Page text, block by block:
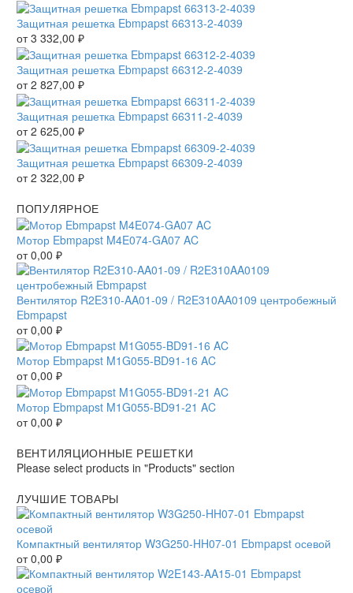
Защитная решетка Ebmpapst 66313-2-4039
от3 332,00 ₽
Защитная решетка Ebmpapst 66312-2-4039
от2 827,00 ₽
Защитная решетка Ebmpapst 66311-2-4039
от2 625,00 ₽
Защитная решетка Ebmpapst 66309-2-4039
от2 322,00 ₽
ПОПУЛЯРНОЕ
Мотор Ebmpapst M4E074-GA07 AC
от0,00 ₽
Вентилятор R2E310-AA01-09 / R2E310AA0109 центробежный
Ebmpapst
от0,00 ₽
Мотор Ebmpapst M1G055-BD91-16 AC
от0,00 ₽
Мотор Ebmpapst M1G055-BD91-21 AC
от0,00 ₽
ВЕНТИЛЯЦИОННЫЕ РЕШЕТКИ
Please select products in "Products" section
ЛУЧШИЕ ТОВАРЫ
Компактный вентилятор W3G250-HH07-01 Ebmpapst осевой
от0,00 ₽